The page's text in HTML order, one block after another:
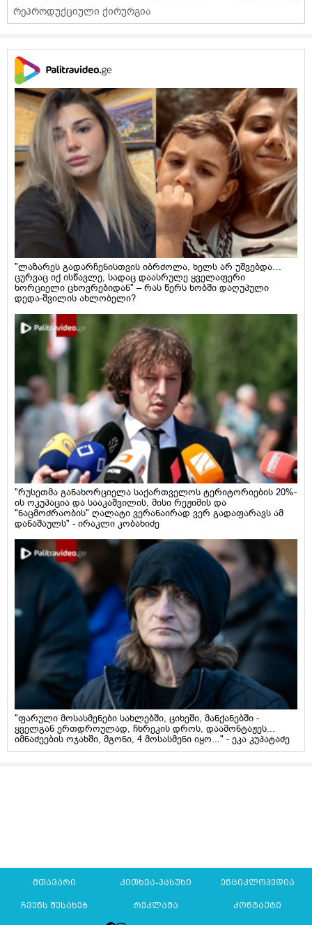
რეპროდუქციული ქირურგია
"ლაზარეს გადარჩენისთვის იბრძოლა, ხელს არ უშვებდა…
ცურვაც იქ ისწავლე, სადაც დაასრულე ყველაფერი
ხორციელი ცხოვრებიდან" – რას წერს ხობში დაღუპული
დედა-შვილის ახლობელი?
"რუსეთმა განახორციელა საქართველოს ტერიტორიების 20%-
ის ოკუპაცია და სააკაშვილის, მისი რეჟიმის და
"ნაცმოძრაობის" ღალატი ვერანაირად ვერ გადაფარავს ამ
დანაშაულს" - ირაკლი კობახიძე
"ფარული მოსასმენები სახლებში, ციხეში, მანქანებში -
ყველგან ერთდროულად, ჩხრეკის დროს, დაამონტაჟეს...
იმნაძეების ოჯახში, მგონი, 4 მოსასმენი იყო..." - ეკა კუპატაძე
მთავარი კითხვა-პასუხი ენციკლოპედია
ჩვენს შესახებ რეკლამა კონტაქტი